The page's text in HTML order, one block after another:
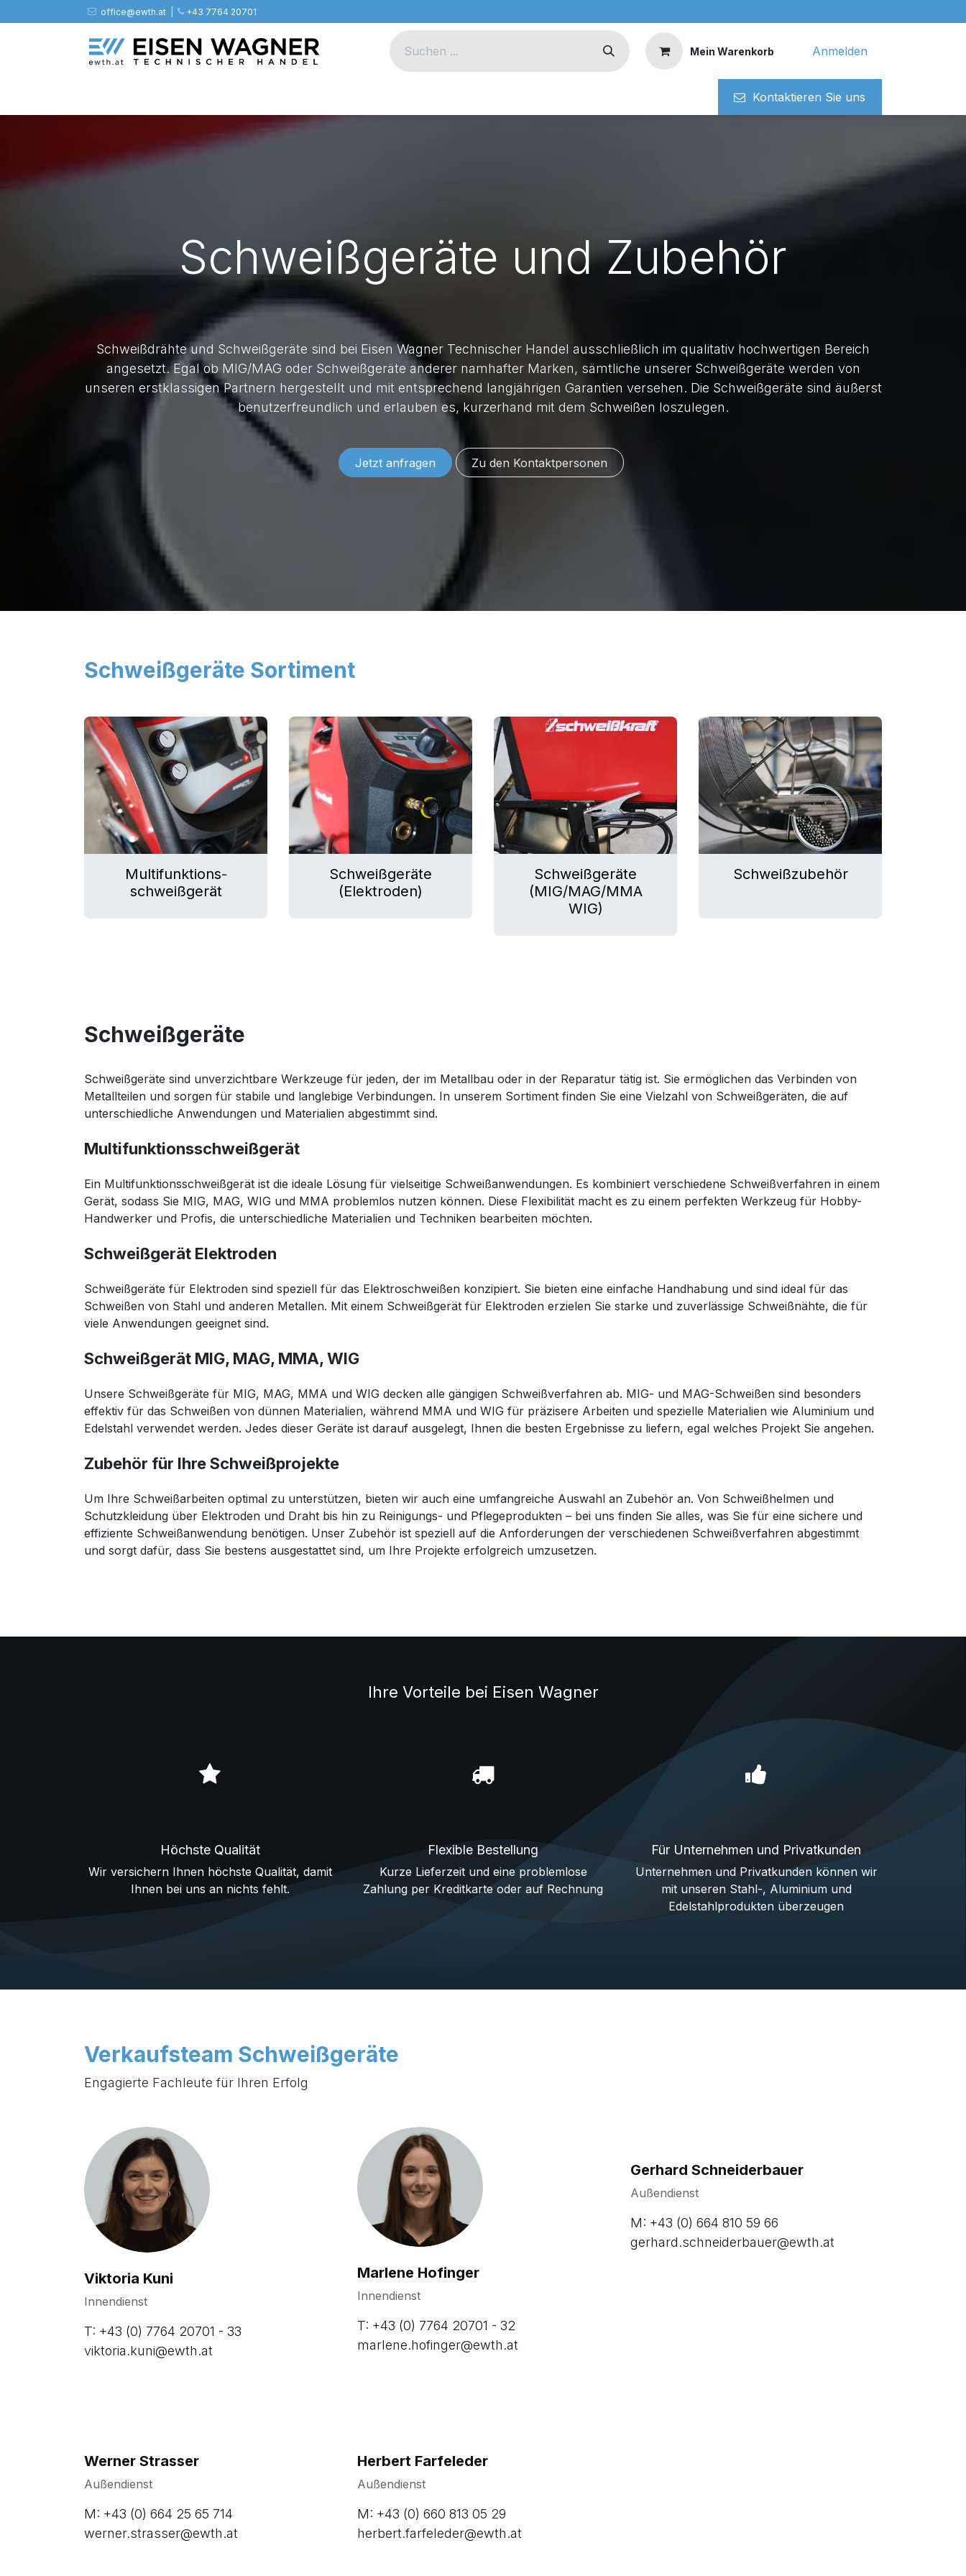
Zum Inhalt springenoffice@ewth.at | ​​​ +43 7764 20701
Mein Warenkorb Anmelden
Kontaktieren ​​Si​​e uns
Schweißgeräte und Zubehör
Schweißdrähte und Schweißgeräte sind bei Eisen Wagner Technischer Handel ausschließlich im qualitativ hochwertigen Bereich
angesetzt. Egal ob MIG/MAG oder Schweißgeräte anderer namhafter Marken, sämtliche unserer Schweißgeräte werden von
unseren erstklassigen Partnern hergestellt und mit entsprechend langjährigen Garantien versehen. Die Schweißgeräte sind äußerst
benutzerfreundlich und erlauben es, kurzerhand mit dem Schweißen loszulegen.
Jetzt anfragen Zu den Konta​​​​​​​​​​​​ktper​​sonen
Schweißgeräte Sortiment
Multifunktions-
schweißgerät
Schweißgeräte
(Elektroden)
Schweißgeräte
(MIG/MAG/MMA
WIG)
Schweißzubehör
Schweißgeräte
Schweißgeräte sind unverzichtbare Werkzeuge für jeden, der im Metallbau oder in der Reparatur tätig ist. Sie ermöglichen das Verbinden von
Metallteilen und sorgen für stabile und langlebige Verbindungen. In unserem Sortiment finden Sie eine Vielzahl von Schweißgeräten, die auf
unterschiedliche Anwendungen und Materialien abgestimmt sind.
Multifunktionsschweißgerät
Ein Multifunktionsschweißgerät ist die ideale Lösung für vielseitige Schweißanwendungen. Es kombiniert verschiedene Schweißverfahren in einem
Gerät, sodass Sie MIG, MAG, WIG und MMA problemlos nutzen können. Diese Flexibilität macht es zu einem perfekten Werkzeug für Hobby-
Handwerker und Profis, die unterschiedliche Materialien und Techniken bearbeiten möchten.
Schweißgerät Elektroden
Schweißgeräte für Elektroden sind speziell für das Elektroschweißen konzipiert. Sie bieten eine einfache Handhabung und sind ideal für das
Schweißen von Stahl und anderen Metallen. Mit einem Schweißgerät für Elektroden erzielen Sie starke und zuverlässige Schweißnähte, die für
viele Anwendungen geeignet sind.
Schweißgerät MIG, MAG, MMA, WIG
Unsere Schweißgeräte für MIG, MAG, MMA und WIG decken alle gängigen Schweißverfahren ab. MIG- und MAG-Schweißen sind besonders
effektiv für das Schweißen von dünnen Materialien, während MMA und WIG für präzisere Arbeiten und spezielle Materialien wie Aluminium und
Edelstahl verwendet werden. Jedes dieser Geräte ist darauf ausgelegt, Ihnen die besten Ergebnisse zu liefern, egal welches Projekt Sie angehen.
Zubehör für Ihre Schweißprojekte
Um Ihre Schweißarbeiten optimal zu unterstützen, bieten wir auch eine umfangreiche Auswahl an Zubehör an. Von Schweißhelmen und
Schutzkleidung über Elektroden und Draht bis hin zu Reinigungs- und Pflegeprodukten – bei uns finden Sie alles, was Sie für eine sichere und
effiziente Schweißanwendung benötigen. Unser Zubehör ist speziell auf die Anforderungen der verschiedenen Schweißverfahren abgestimmt
und sorgt dafür, dass Sie bestens ausgestattet sind, um Ihre Projekte erfolgreich umzusetzen.
Ihre Vorteile bei Eisen Wagner
Höchste Qualität
Wir versichern Ihnen höchste Qualität, damit
Ihnen bei uns an nichts fehlt.
Flexible Bestellung
Kurze Lieferzeit und eine problemlose
Zahlung per Kreditkarte oder auf Rechnung
Für Unternehmen und Privatkunden
Unternehmen und Privatkunden können wir
mit unseren Stahl-, Aluminium und
Edelstahlprodukten überzeugen
Verkaufsteam Schweißgeräte
Engagierte Fachleute für Ihren Erfolg
Viktoria Kuni
Innendienst
T: +43 (0) 7764 20701 - 33
viktoria.kuni@ewth.at
Marlene Hofinger
Innendienst
T: +43 (0) 7764 20701 - 32
marlene.hofinger@ewth.at
Werner Strasser
Außendienst
M: +43 (0) 664 25 65 714
Herbert Farfeleder
Außendienst
M: +43 (0) 660 813 05 29